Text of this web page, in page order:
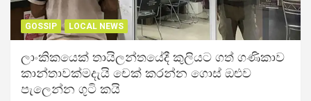
GOSSIP LOCAL NEWS
ලාංකිකයෙක් තායිලන්තයේදී කුලියට ගත් ගණිකාව
කාන්තාවක්මදැයි චෙක් කරන්න ගොස් ඔළුව
පැලෙන්න ගුටි කයි